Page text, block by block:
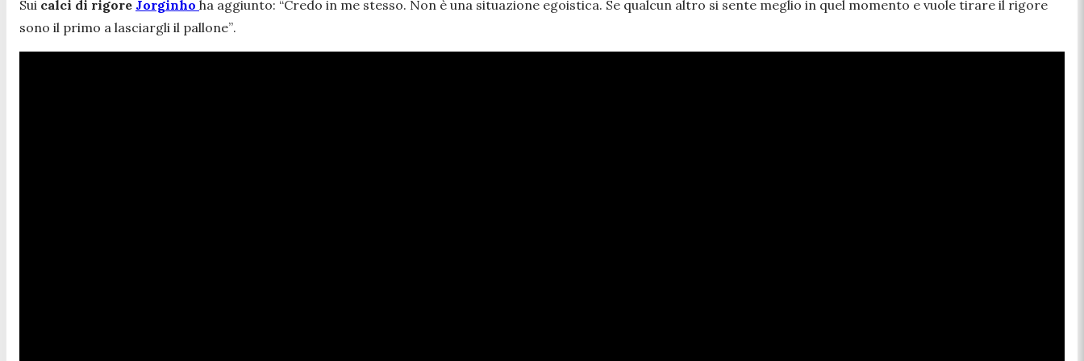
Sui calci di rigore Jorginho ha aggiunto: “Credo in me stesso. Non è una situazione egoistica. Se qualcun altro si sente meglio in quel momento e vuole tirare il rigore
sono il primo a lasciargli il pallone”.